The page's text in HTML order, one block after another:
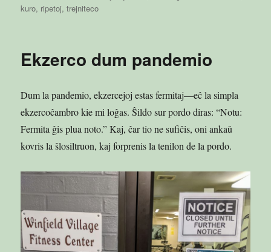
en
kuro, ripetoj,trejniteco
Ekzerco dum pandemio
Dum la pandemio, ekzercejoj estas fermitaj—eĉ la simpla
ekzercoĉambro kie mi loĝas. Ŝildo sur pordo diras: “Notu:
Fermita ĝis plua noto.” Kaj, ĉar tio ne sufiĉis, oni ankaŭ
kovris la ŝlosiltruon, kaj forprenis la tenilon de la pordo.